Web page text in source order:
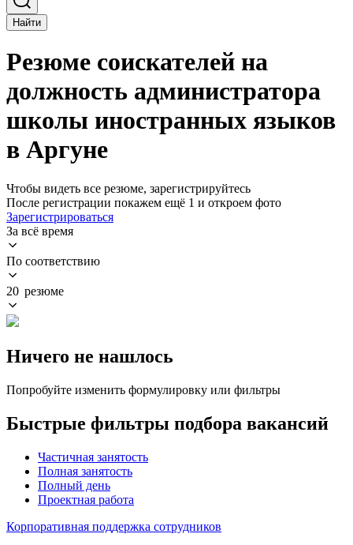
Найти
Резюме соискателей на
должность администратора
школы иностранных языков
в Аргуне
Чтобы видеть все резюме, зарегистрируйтесь
После регистрации покажем ещё 1 и откроем фото
Зарегистрироваться
За всё время
По соответствию
20 резюме
Ничего не нашлось
Попробуйте изменить формулировку или фильтры
Быстрые фильтры подбора вакансий
Частичная занятость
Полная занятость
Полный день
Проектная работа
Корпоративная поддержка сотрудников